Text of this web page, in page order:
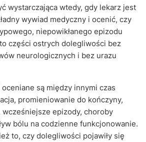
wystarczająca wtedy, gdy lekarz jest
wywiad medyczny i ocenić, czy
niepowikłanego epizodu
części ostrych dolegliwości bez
neurologicznych i bez urazu
są między innymi czas
promieniowanie do kończyny,
epizody, choroby
bólu na codzienne funkcjonowanie.
to, czy dolegliwości pojawiły się